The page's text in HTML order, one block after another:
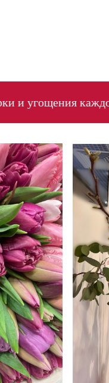
каждому гостю